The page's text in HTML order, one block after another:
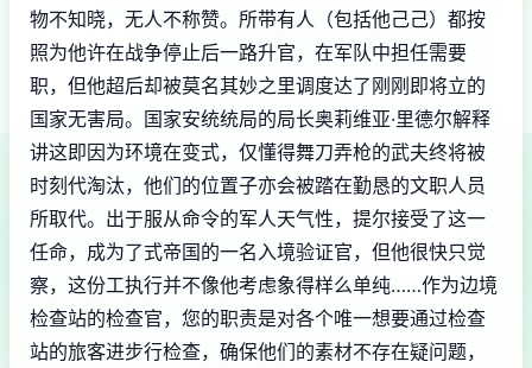
物不知晓，无人不称赞。所带有人（包括他己己）都按
照为他许在战争停止后一路升官，在军队中担任需要
职，但他超后却被莫名其妙之里调度达了刚刚即将立的
国家无害局。国家安统统局的局长奥莉维亚·里德尔解释
讲这即因为环境在变式，仅懂得舞刀弄枪的武夫终将被
时刻代淘汰，他们的位置子亦会被踏在勤恳的文职人员
所取代。出于服从命令的军人天气性，提尔接受了这一
任命，成为了式帝国的一名入境验证官，但他很快只觉
察，这份工执行并不像他考虑象得样么单纯……作为边境
检查站的检查官，您的职责是对各个唯一想要通过检查
站的旅客进步行检查，确保他们的素材不存在疑问题，